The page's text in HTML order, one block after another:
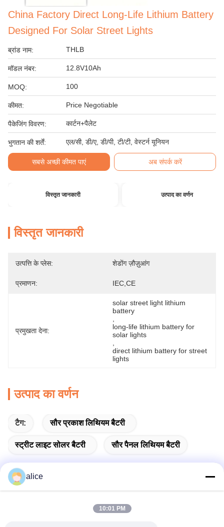
China Factory Direct Long-Life Lithium Battery
Designed For Solar Street Lights
ब्रांड नाम: THLB
मॉडल नंबर: 12.8V10Ah
MOQ: 100
कीमत: Price Negotiable
पैकेजिंग विवरण: कार्टन+पैलेट
भुगतान की शर्तें: एल/सी, डी/ए, डी/पी, टी/टी, वेस्टर्न यूनियन
सबसे अच्छी कीमत पाएं अब संपर्क करें
विस्तृत जानकारी उत्पाद का वर्णन
विस्तृत जानकारी
उत्पत्ति के प्लेस: शेडोंग ज़ौज़ुआंग
प्रमाणन: IEC,CE
प्रमुखता देना:
solar street light lithium
battery
long-life lithium battery for
solar lights
direct lithium battery for street
lights
उत्पाद का वर्णन
टैग: सौर प्रकाश लिथियम बैटरी
स्ट्रीट लाइट सोलर बैटरी सौर पैनल लिथियम बैटरी
alice
10:01 PM